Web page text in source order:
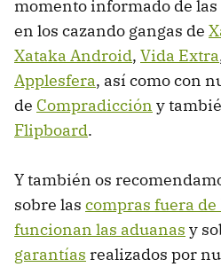
momento informado de
en los cazando gangas de
Xataka Android, Vida Extra
Applesfera, así como con
de Compradicción y
Flipboard.
Y también os
sobre las compras fuera de
funcionan las aduanas y
garantías realizados por